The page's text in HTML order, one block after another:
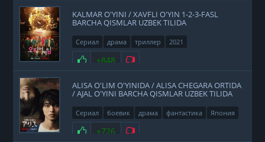
KALMAR O'YINI / XAVFLI O'YIN 1-2-3-FASL
BARCHA QISMLAR UZBEK TILIDA
Сериал драма триллер 2021
Нравится
+848 Не нравится
ALISA O'LIM O'YINIDA / ALISA CHEGARA ORTIDA
/ AJAL O'YINI BARCHA QISMLAR UZBEK TILIDA
Сериал боевик драма фантастика
Япония
2020
Нравится
+726 Не нравится